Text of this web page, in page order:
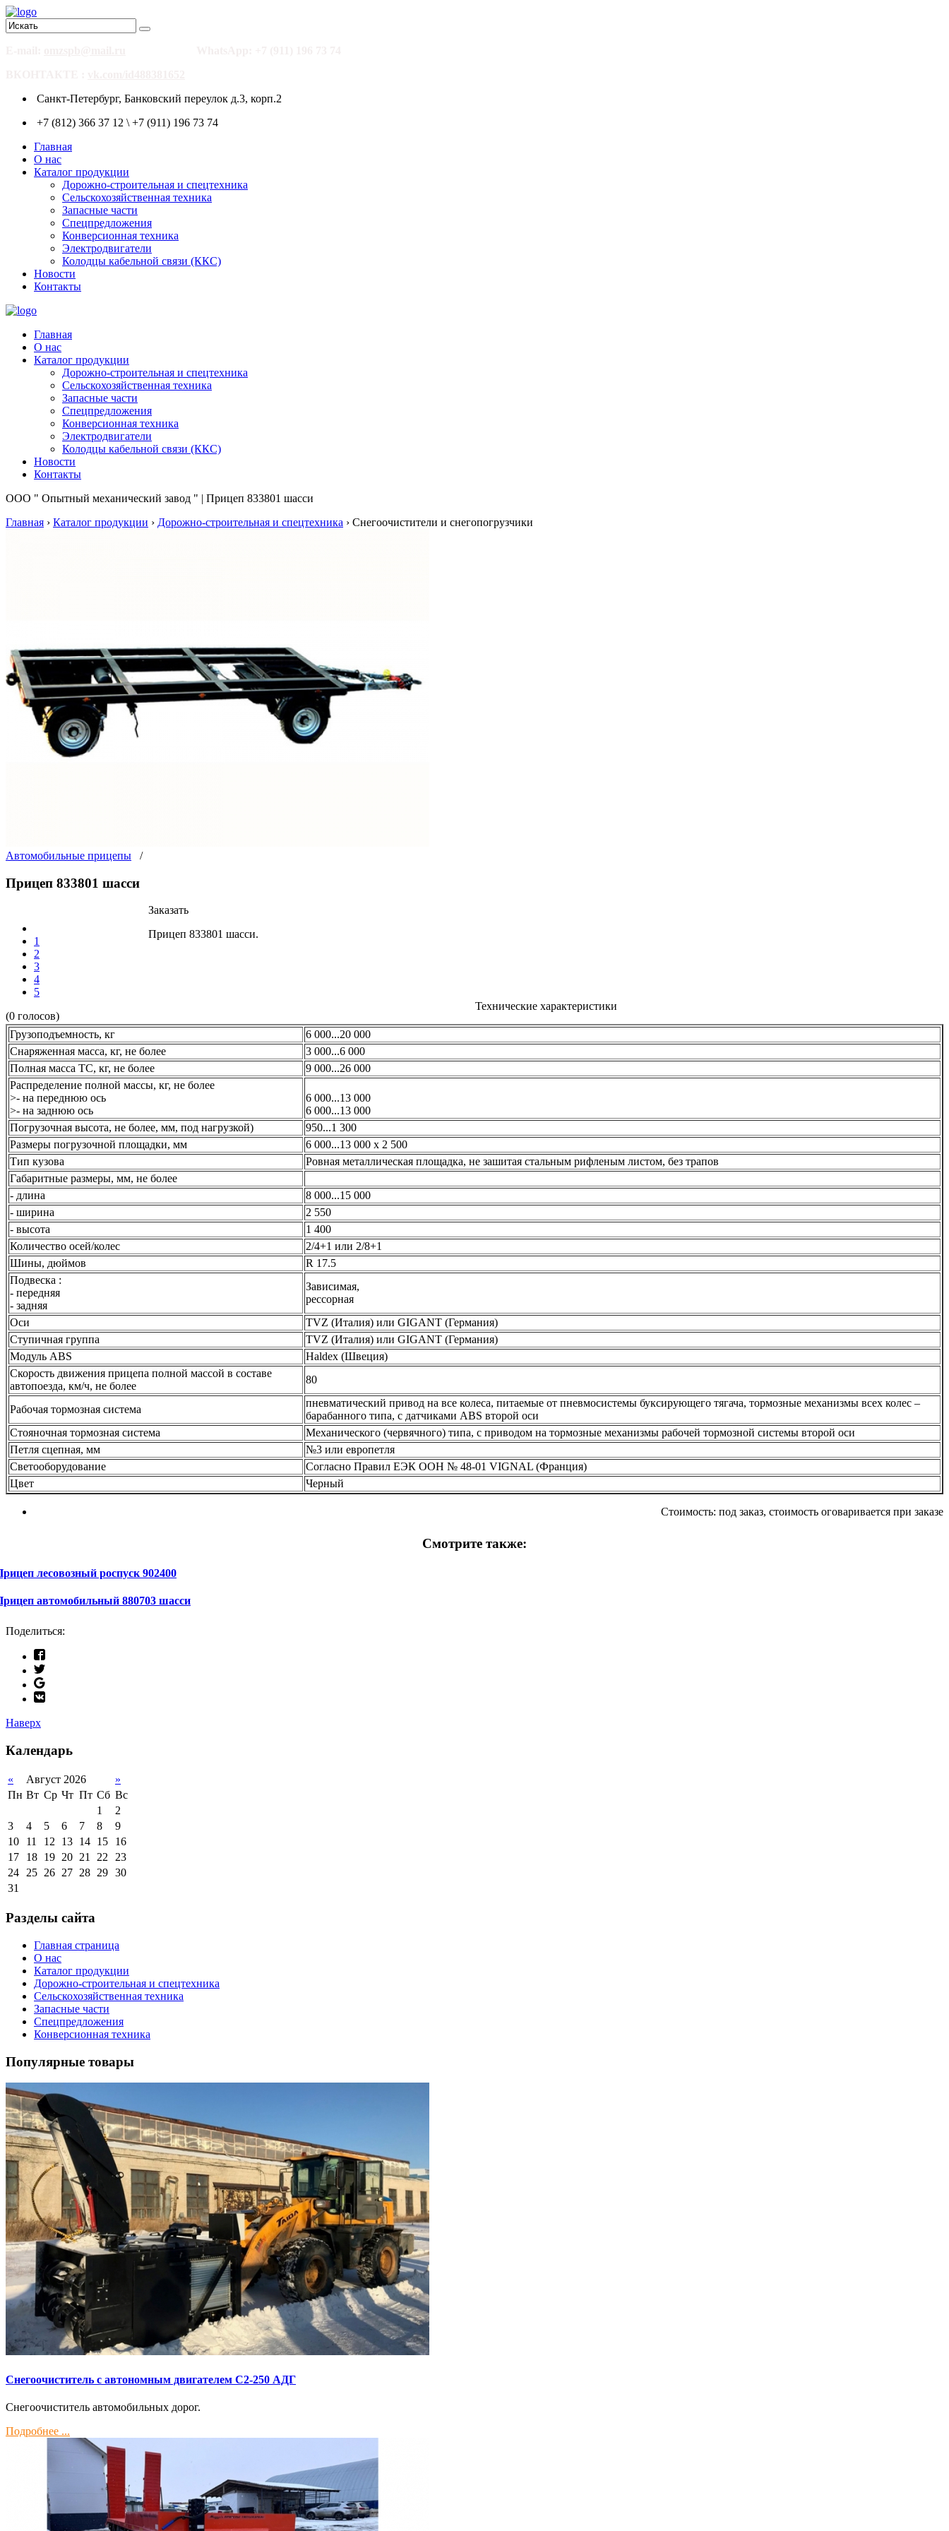
Санкт-Петербург, Банковский переулок д.3, корп.2
+7 (812) 366 37 12 \ +7 (911) 196 73 74
Главная
О нас
Каталог продукции
Дорожно-строительная и спецтехника
Сельскохозяйственная техника
Запасные части
Спецпредложения
Конверсионная техника
Электродвигатели
Колодцы кабельной связи (ККС)
Новости
Контакты
Главная
О нас
Каталог продукции
Дорожно-строительная и спецтехника
Сельскохозяйственная техника
Запасные части
Спецпредложения
Конверсионная техника
Электродвигатели
Колодцы кабельной связи (ККС)
Новости
Контакты
ООО " Опытный механический завод " | Прицеп 833801 шасси
Главная › Каталог продукции › Дорожно-строительная и спецтехника › Снегоочистители и снегопогрузчики
Автомобильные прицепы /
Прицеп 833801 шасси
1
2
3
4
5
(0 голосов)
Заказать
Прицеп 833801 шасси.
Технические характеристики
Грузоподъемность, кг
6 000...20 000
Снаряженная масса, кг, не более
3 000...6 000
Полная масса ТС, кг, не более
9 000...26 000
Распределение полной массы, кг, не более
>- на переднюю ось
>- на заднюю ось
6 000...13 000
6 000...13 000
Погрузочная высота, не более, мм, под нагрузкой)
950...1 300
Размеры погрузочной площадки, мм
6 000...13 000 х 2 500
Тип кузова
Ровная металлическая площадка, не зашитая стальным рифленым листом, без трапов
Габаритные размеры, мм, не более
- длина
8 000...15 000
- ширина
2 550
- высота
1 400
Количество осей/колес
2/4+1 или 2/8+1
Шины, дюймов
R 17.5
Подвеска :
- передняя
- задняя
Зависимая,
рессорная
Оси
TVZ (Италия) или GIGANT (Германия)
Ступичная группа
TVZ (Италия) или GIGANT (Германия)
Модуль ABS
Haldex (Швеция)
Скорость движения прицепа полной массой в составе
автопоезда, км/ч, не более
80
Рабочая тормозная система
пневматический привод на все колеса, питаемые от пневмосистемы буксирующего тягача, тормозные механизмы всех колес –
барабанного типа, с датчиками ABS второй оси
Стояночная тормозная система
Механического (червячного) типа, с приводом на тормозные механизмы рабочей тормозной системы второй оси
Петля сцепная, мм
№3 или европетля
Светооборудование
Согласно Правил ЕЭК ООН № 48-01 VIGNAL (Франция)
Цвет
Черный
Стоимость: под заказ, стоимость оговаривается при заказе
Смотрите также:
лесовозный роспуск 902400
автомобильный 880703 шасси
Поделиться:
Наверх
Календарь
« Август 2026
»
Пн Вт Ср Чт Пт Сб Вс
1
2
3
4 5 6 7 8
9
10
11 12 13 14 15
16
17
18 19 20 21 22 23
24 25 26 27 28 29 30
31
Разделы сайта
Главная страница
О нас
Каталог продукции
Дорожно-строительная и спецтехника
Сельскохозяйственная техника
Запасные части
Спецпредложения
Конверсионная техника
Популярные товары
Снегоочиститель с автономным двигателем С2-250 АДГ
Снегоочиститель автомобильных дорог.
Подробнее ...